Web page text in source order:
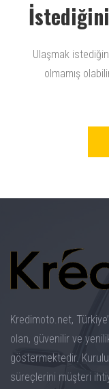
Ulaşmak
olmamış
Kredimoto.net,
olan, güvenilir ve
göstermektedir.
süreçlerini müşteri